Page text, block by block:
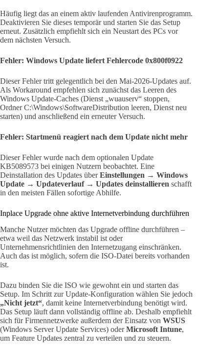
Häufig liegt das an einem aktiv laufenden Antivirenprogramm.
Deaktivieren Sie dieses temporär und starten Sie das Setup
erneut. Zusätzlich empfiehlt sich ein Neustart des PCs vor
dem nächsten Versuch.
Fehler: Windows Update liefert Fehlercode 0x800f0922
Dieser Fehler tritt gelegentlich bei den Mai-2026-Updates auf.
Als Workaround empfehlen sich zunächst das Leeren des
Windows Update-Caches (Dienst „wuauserv“ stoppen,
Ordner C:\Windows\SoftwareDistribution leeren, Dienst neu
starten) und anschließend ein erneuter Versuch.
Fehler: Startmenü reagiert nach dem Update nicht mehr
Dieser Fehler wurde nach dem optionalen Update
KB5089573 bei einigen Nutzern beobachtet. Eine
Deinstallation des Updates überEinstellungen → Windows
Update → Updateverlauf → Updates deinstallieren schafft
in den meisten Fällen sofortige Abhilfe.
Inplace Upgrade ohne aktive Internetverbindung durchführen
Manche Nutzer möchten das Upgrade offline durchführen –
etwa weil das Netzwerk instabil ist oder
Unternehmensrichtlinien den Internetzugang einschränken.
Auch das ist möglich, sofern die ISO-Datei bereits vorhanden
ist.
Dazu binden Sie die ISO wie gewohnt ein und starten das
Setup. Im Schritt zur Update-Konfiguration wählen Sie jedoch
„Nicht jetzt“, damit keine Internetverbindung benötigt wird.
Das Setup läuft dann vollständig offline ab. Deshalb empfiehlt
sich für Firmennetzwerke außerdem der Einsatz von WSUS
(Windows Server Update Services) oderMicrosoft Intune,
um Feature Updates zentral zu verteilen und zu steuern.